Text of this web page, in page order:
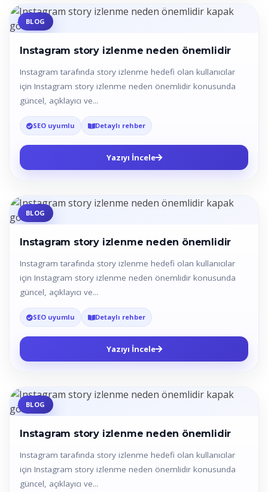
BLOG
Instagram story izlenme neden önemlidir
Instagram tarafında story izlenme hedefi olan kullanıcılar
için Instagram story izlenme neden önemlidir konusunda
güncel, açıklayıcı ve...
SEO uyumlu Detaylı rehber
Yazıyı İncele
BLOG
Instagram story izlenme neden önemlidir
Instagram tarafında story izlenme hedefi olan kullanıcılar
için Instagram story izlenme neden önemlidir konusunda
güncel, açıklayıcı ve...
SEO uyumlu Detaylı rehber
Yazıyı İncele
BLOG
Instagram story izlenme neden önemlidir
Instagram tarafında story izlenme hedefi olan kullanıcılar
için Instagram story izlenme neden önemlidir konusunda
güncel, açıklayıcı ve...